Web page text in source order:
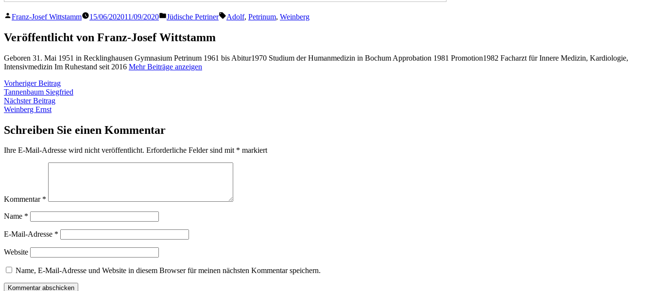
Veröffentlicht
Franz-Josef Wittstamm 15/06/202011/09/2020
Veröffentlicht
Jüdische Petriner Schlagwörter:
Adolf, Petrinum, Weinberg
Veröffentlicht von Franz-Josef Wittstamm
Geboren 31. Mai 1951 in Recklinghausen Gymnasium Petrinum 1961 bis Abitur1970 Studium der Humanmedizin in Bochum Approbation 1981 Promotion1982 Facharzt für Innere Medizin, Kardiologie,
Intensivmedizin Im Ruhestand seit 2016 Mehr Beiträge anzeigen
Beitragsnavigation
Vorheriger BeitragVorheriger
Beitrag:
Tannenbaum Siegfried
Nächster BeitragNächster
Weinberg Ernst
Schreiben Sie einen Kommentar
Ihre E-Mail-Adresse wird nicht veröffentlicht. Erforderliche Felder sind mit * markiert
Kommentar *
Name *
E-Mail-Adresse *
Website
Name, E-Mail-Adresse und Website in diesem Browser für meinen nächsten Kommentar speichern.